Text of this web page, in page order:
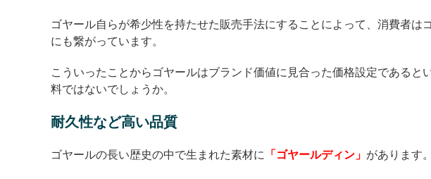
ゴヤール自らが希少性を持たせた販売手法にすることによって、消費者は
にも繋がっています。
こういったことからゴヤールはブランド価値に見合った価格設定である
料ではないでしょうか。
耐久性など高い品質
ゴヤールの長い歴史の中で生まれた素材に 「ゴヤールディン」 があります。